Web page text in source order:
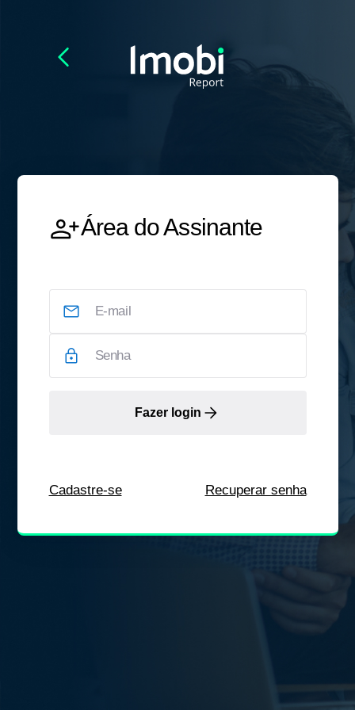
Área do Assinante
Fazer login
Cadastre-se Recuperar senha